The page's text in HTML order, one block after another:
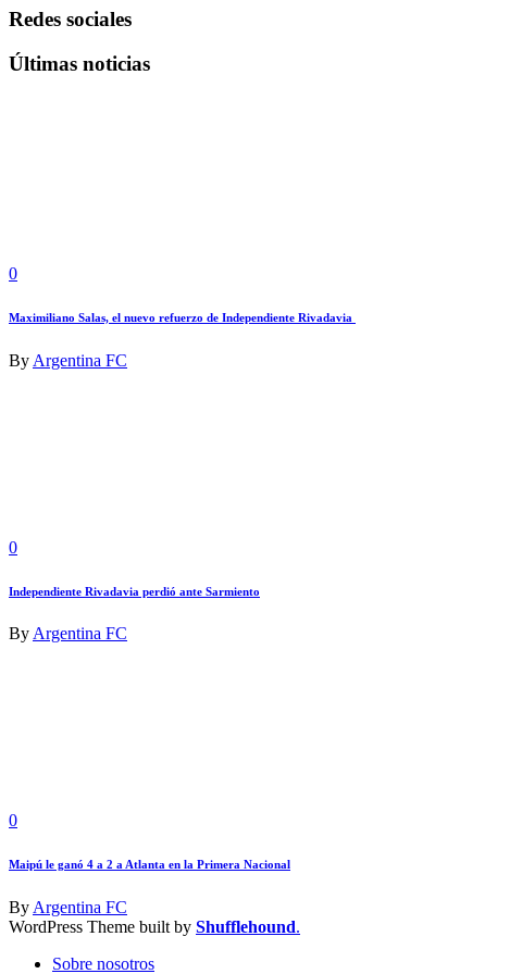
Redes sociales
Últimas noticias
0
Maximiliano Salas, el nuevo refuerzo de Independiente Rivadavia
By Argentina FC
0
Independiente Rivadavia perdió ante Sarmiento
ByArgentina FC
0
Maipú le ganó 4 a 2 a Atlanta en la Primera Nacional
ByArgentina FC
WordPress Theme built by Shufflehound.
Sobre nosotros